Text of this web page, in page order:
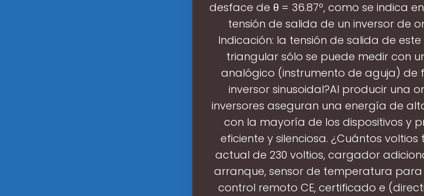
desface de θ = 36.87º, como se indica
tensión de salida de un inversor de
Indicación: la tensión de salida de
triangular sólo se puede medir con
analógico (instrumento de aguja) de
inversor sinusoidal?Al producir una
inversores aseguran una energía de
con la mayoría de los dispositivos y
eficiente y silenciosa. ¿Cuántos voltios
actual de 230 voltios, cargador
arranque, sensor de temperatura
control remoto CE, certificado e